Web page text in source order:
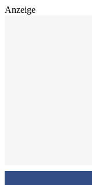
Anzeige